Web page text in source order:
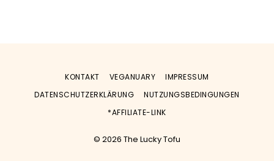
KONTAKT VEGANUARY
IMPRESSUM
DATENSCHUTZERKLÄRUNG
NUTZUNGSBEDINGUNGEN
*AFFILIATE-LINK
© 2026 The Lucky Tofu